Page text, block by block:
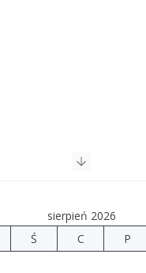
sierpień 2026
Ś C P